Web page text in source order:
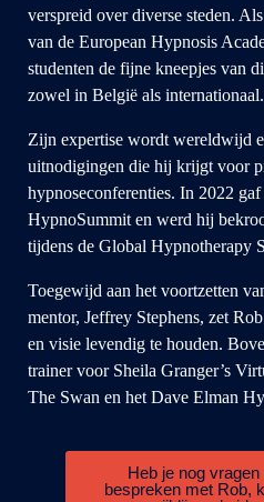
verspreid over diverse steden.
van de European Hypnosis
studenten de fijne kneepjes van
zowel in België als internationaal.
Zijn expertise wordt wereldwijd
uitnodigingen die hij krijgt voor
hypnoseconferenties. In 2022
HypnoSummit en werd hij
tijdens de Global Hypnotherapy
Toegewijd aan het voortzetten
mentor, Jeffrey Stephens, zet
en visie levendig te houden.
trainer voor Sheila Granger’s
The Swan en het Dave Elman
Heb je nog vragen
bespreken met Rob,